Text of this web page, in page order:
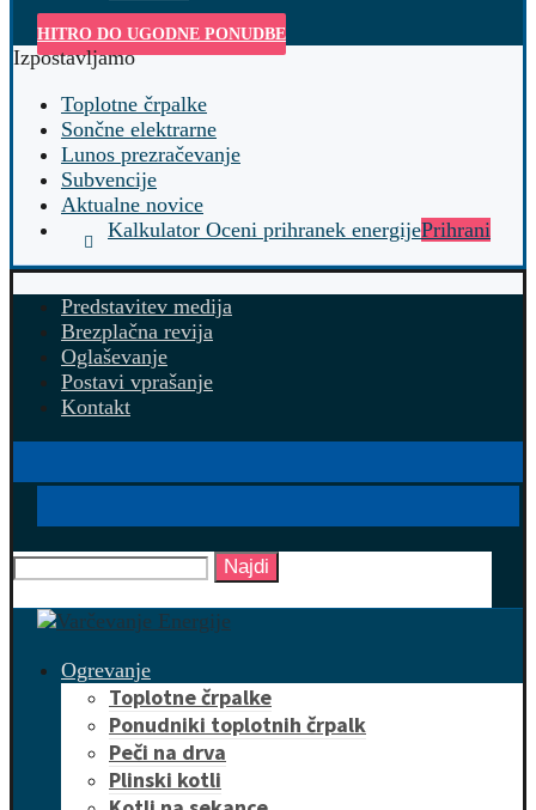
HITRO DO UGODNE PONUDBE
Izpostavljamo
Toplotne črpalke
Sončne elektrarne
Lunos prezračevanje
Subvencije
Aktualne novice
Kalkulator Oceni prihranek energijePrihrani
Predstavitev medija
Brezplačna revija
Oglaševanje
Postavi vprašanje
Kontakt
Najdi
Ogrevanje
Toplotne črpalke
Ponudniki toplotnih črpalk
Peči na drva
Plinski kotli